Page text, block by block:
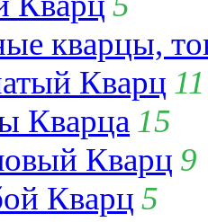
кварцы,
Кварц 11
Кварца 15
Кварц 9
Кварц 5